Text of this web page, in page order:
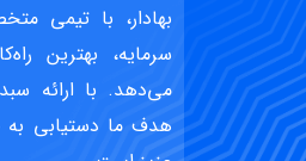
بهادار، با تیمی
سرمایه، بهترین
می‌دهد. با ارائه
هدف ما دستیابی به